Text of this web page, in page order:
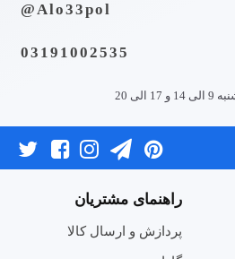
Alo33pol@
03191002535
20
راهنمای مشتریان
پردازش و ارسال کالا